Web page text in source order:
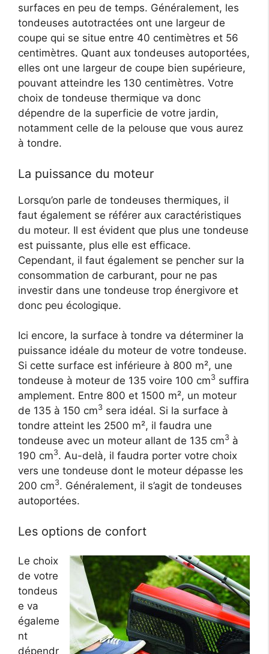
surfaces en peu de temps. Généralement, les
tondeuses autotractées ont une largeur de
coupe qui se situe entre 40 centimètres et 56
centimètres. Quant aux tondeuses autoportées,
elles ont une largeur de coupe bien supérieure,
pouvant atteindre les 130 centimètres. Votre
choix de tondeuse thermique va donc
dépendre de la superficie de votre jardin,
notamment celle de la pelouse que vous aurez
à tondre.
La puissance du moteur
Lorsqu’on parle de tondeuses thermiques, il
faut également se référer aux caractéristiques
du moteur. Il est évident que plus une tondeuse
est puissante, plus elle est efficace.
Cependant, il faut également se pencher sur la
consommation de carburant, pour ne pas
investir dans une tondeuse trop énergivore et
donc peu écologique.
Ici encore, la surface à tondre va déterminer la
puissance idéale du moteur de votre tondeuse.
Si cette surface est inférieure à 800 m², une
tondeuse à moteur de 135 voire 100 cm3 suffira
amplement. Entre 800 et 1500 m², un moteur
de 135 à 150 cm3 sera idéal. Si la surface à
tondre atteint les 2500 m², il faudra une
tondeuse avec un moteur allant de 135 cm3 à
190 cm3. Au-delà, il faudra porter votre choix
vers une tondeuse dont le moteur dépasse les
200 cm3. Généralement, il s’agit de tondeuses
autoportées.
Les options de confort
Le choix
de votre
tondeus
e va
égaleme
nt
dépendr